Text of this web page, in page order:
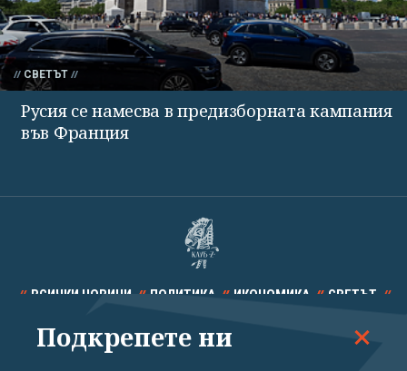
СВЕТЪТ
Русия се намесва в предизборната кампания
във Франция
ВСИЧКИ НОВИНИ ПОЛИТИКА ИКОНОМИКА СВЕТЪТ
СПОРТ КУЛТУРА ТЕХНОЛОГИИ КАЛЕЙДОСКОП
Подкрепете ни